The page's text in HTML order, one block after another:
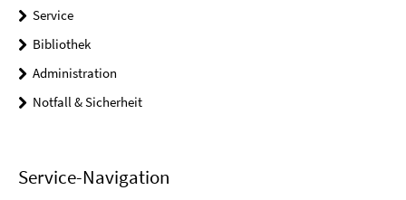
Service
Bibliothek
Administration
Notfall & Sicherheit
Service-Navigation